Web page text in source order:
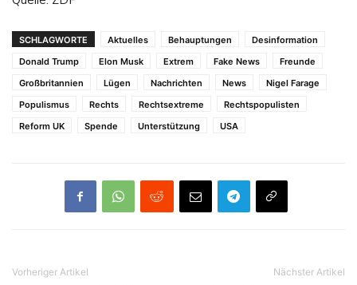
SCHLAGWORTE Aktuelles Behauptungen
Desinformation
Donald Trump
Elon Musk Extrem Fake News
Freunde
Großbritannien
Lügen Nachrichten News
Nigel Farage
Populismus
Rechts Rechtsextreme
Rechtspopulisten
Reform UK
Spende Unterstützung USA
Vorheriger Artikel Nächster Artikel